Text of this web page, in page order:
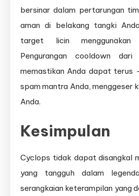
bersinar dalam pertarungan
aman di belakang tangki
target licin
Pengurangan cooldown
memastikan Anda dapat terus
spam mantra Anda, menggeser
Anda.
Kesimpulan
Cyclops tidak dapat disangkal
yang tangguh dalam
serangkaian keterampilan yang